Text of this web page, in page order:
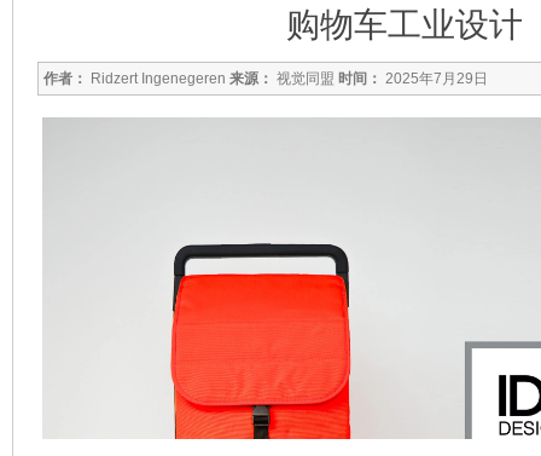
购物车工业设计
作者： Ridzert Ingenegeren 来源： 视觉同盟 时间： 2025年7月29日